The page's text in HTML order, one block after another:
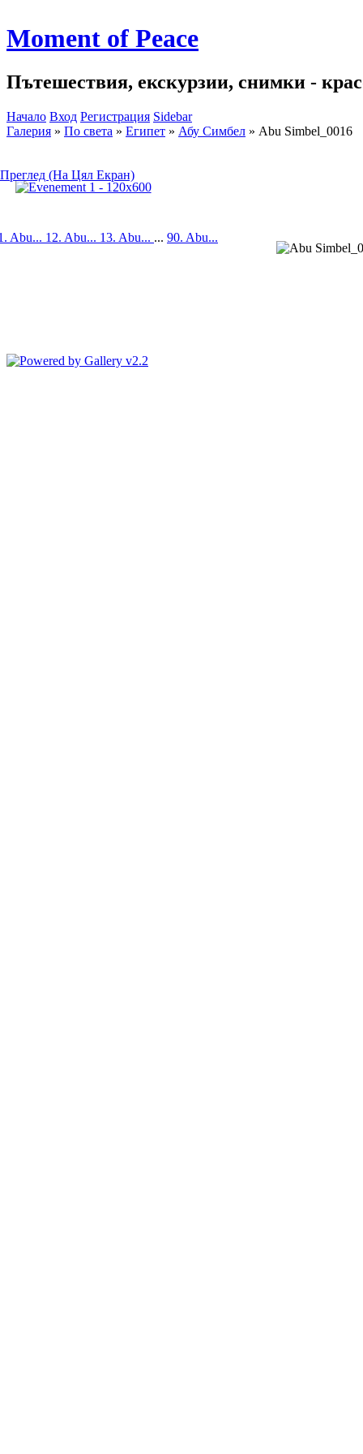
Moment of Peace
Пътешествия, екскурзии, снимки -
Начало Вход Регистрация Sidebar
Галерия » По света » Египет » Абу Симбел » Abu Simbel_0016
Преглед (На Цял Екран)
Abu... 12. Abu... 13. Abu... ... 90. Abu...